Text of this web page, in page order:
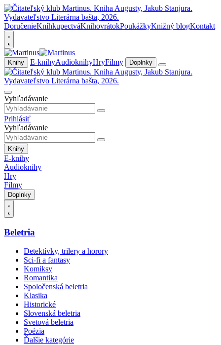
DoručenieKníhkupectváKnihovrátokPoukážkyKnižný blogKontakt
Knihy E-knihyAudioknihyHryFilmy Doplnky
Vyhľadávanie
Prihlásiť
Vyhľadávanie
Knihy
E-knihy
Audioknihy
Hry
Filmy
Doplnky
Beletria
Detektívky, trilery a horory
Sci-fi a fantasy
Komiksy
Romantika
Spoločenská beletria
Klasika
Historické
Slovenská beletria
Svetová beletria
Poézia
Ďalšie kategórie